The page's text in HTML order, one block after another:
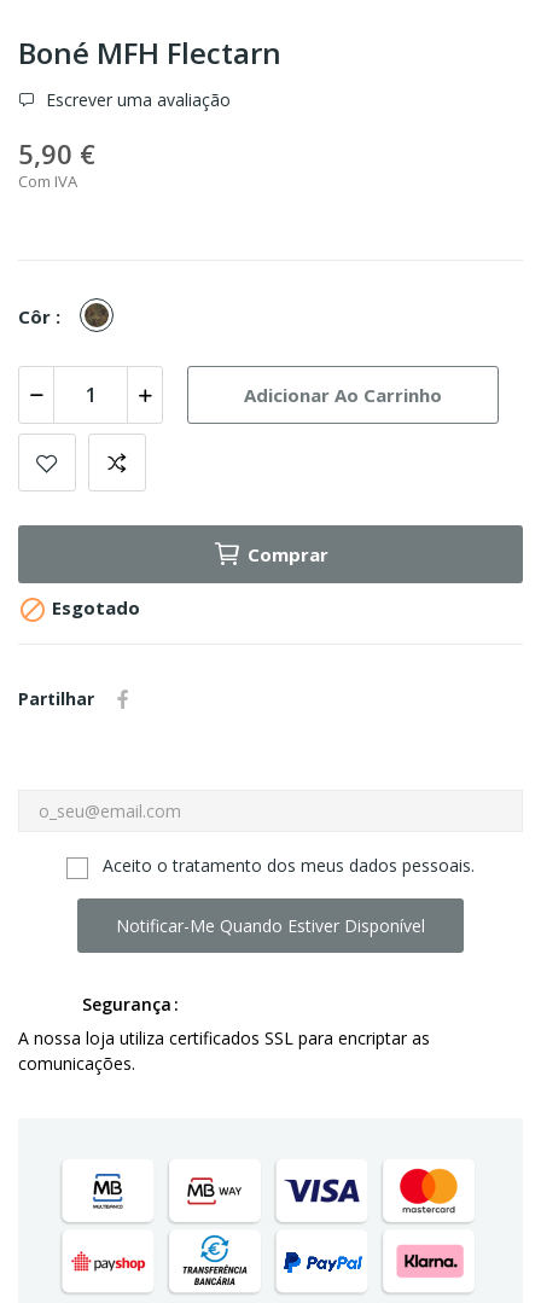
Boné MFH Flectarn
Escrever uma avaliação
5,90 €
Com IVA
Côr : Flecktarn
Adicionar Ao Carrinho
Comprar
 Esgotado
Partilhar
Aceito o tratamento dos meus dados pessoais.
Notificar-Me Quando Estiver Disponível
Segurança
A nossa loja utiliza certificados SSL para encriptar as
comunicações.